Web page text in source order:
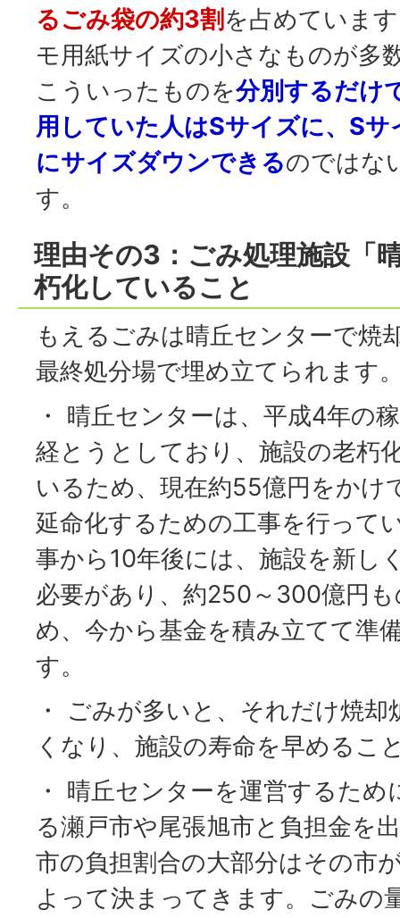
るごみ袋の約3割 を占めていま
モ用紙サイズの小さなものが多
こういったものを分別するだけ
用していた人はSサイズに、S
にサイズダウンできるのではな
す。
理由その3：ごみ処理施設「
朽化していること
もえるごみは晴丘センターで焼
最終処分場で埋め立てられます
・ 晴丘センターは、平成4年の
経とうとしており、施設の老朽
いるため、現在約55億円をかけ
延命化するための工事を行って
事から10年後には、施設を新し
必要があり、約250～300億円
め、今から基金を積み立てて準
す。
・ ごみが多いと、それだけ焼
くなり、施設の寿命を早めるこ
・ 晴丘センターを運営するた
る瀬戸市や尾張旭市と負担金を
市の負担割合の大部分はその市
よって決まってきます。ごみの